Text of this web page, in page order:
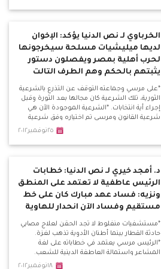
بالميدان حتى تحقيق مطالبنا أو الموت فداءًا
الخرباوي لـ نص الدنيا يؤكد: الإخوان
لديها ميليشيات مسلحة سيخرجونها
لحرب أهلية بمصر ويفصلون دستور
يثبتهم بالحكم وهم الطرف التالت
*على مرسي وجماعته التوقف عن التذرع بالشرعية
الثورية، تلك الشرعية كان مجالها بعد الثورة وقبل
إجراء أية انتخابات. *الشرعية الموجودة الآن هي
شرعية القانون ومرسي تم اختياره وفق شرعية
القانون وليس شرعية الثورة، فهو لم يكن قائد
بغير منطقه.
٢٥نوفمبر٢٠١٢
د. أمجد خيري لـ نص الدنيا: خطابات
الرئيس عاطفية لا تعتمد على المنطق
ونزيه: فساد عهد مبارك كان على خط
مستقيم وفساد الآن انحدار للهاوية
*مستشفيات منفلوط لا تجد الحقن لعلاج مصابي
حادثة القطار بينما أطنان الأدوية تذهب لغزة.
*الرئيس مرسي يعتمد في خطاباته على لغة
المشاعر واستمالة العاطفة الدينية للشعب.
*خطاباته تتسم بالحنجورية أكتر منها خطابات
١٨نوفمبر٢٠١٢